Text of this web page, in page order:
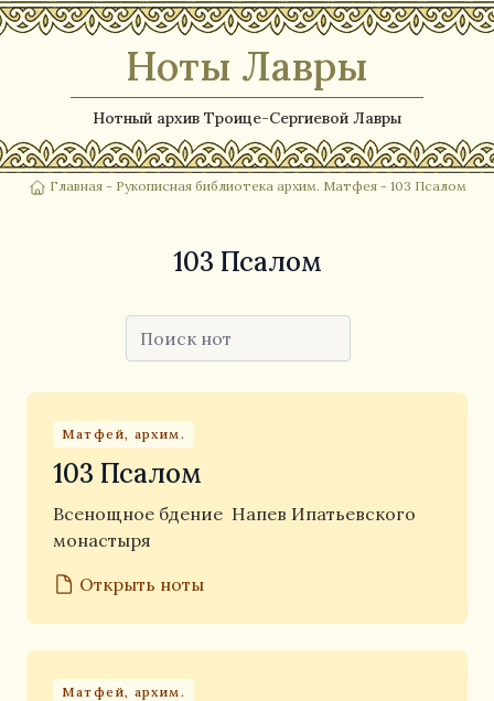
Ноты Лавры
Нотный архив Троице-Сергиевой Лавры
Главная - Рукописная библиотека архим. Матфея- 103 Псалом
103 Псалом
Матфей, архим.
103 Псалом
Всенощное бдение Напев Ипатьевского
монастыря
Открыть ноты
Матфей, архим.